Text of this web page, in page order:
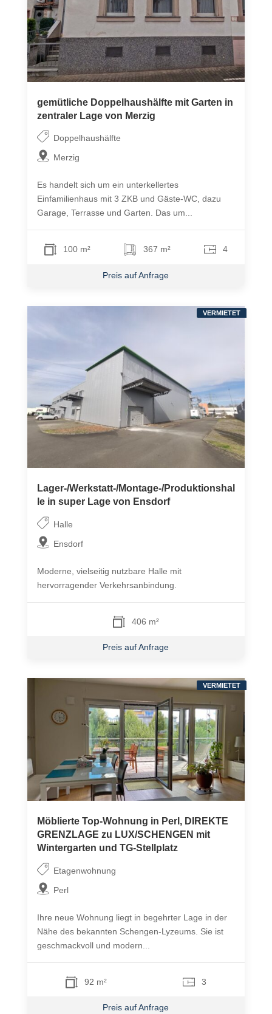
gemütliche Doppelhaushälfte mit Garten in
zentraler Lage von Merzig
Doppelhaushälfte
Merzig
Es handelt sich um ein unterkellertes
Einfamilienhaus mit 3 ZKB und Gäste-WC, dazu
Garage, Terrasse und Garten. Das um...
100 m² 367 m² 4
Preis auf Anfrage
Lager-/Werkstatt-/Montage-/Produktionshal
le in super Lage von Ensdorf
Halle
Ensdorf
Moderne, vielseitig nutzbare Halle mit
hervorragender Verkehrsanbindung.
406 m²
Preis auf Anfrage
VERMIETET
Möblierte Top-Wohnung in Perl, DIREKTE
GRENZLAGE zu LUX/SCHENGEN mit
Wintergarten und TG-Stellplatz
Etagenwohnung
Perl
Ihre neue Wohnung liegt in begehrter Lage in der
Nähe des bekannten Schengen-Lyzeums. Sie ist
geschmackvoll und modern...
92 m² 3
Preis auf Anfrage
VERMIETET